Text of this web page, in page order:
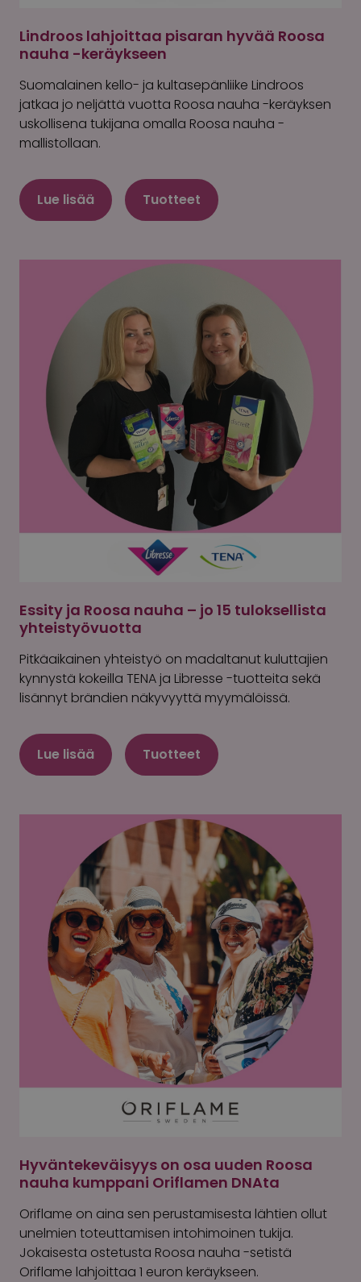
Lindroos lahjoittaa pisaran hyvää Roosa
nauha -keräykseen
Suomalainen kello- ja kultasepänliike Lindroos
jatkaa jo neljättä vuotta Roosa nauha -keräyksen
uskollisena tukijana omalla Roosa nauha -
mallistollaan.
Lue lisää Tuotteet
Essity ja Roosa nauha – jo 15 tuloksellista
yhteistyövuotta
Pitkäaikainen yhteistyö on madaltanut kuluttajien
kynnystä kokeilla TENA ja Libresse -tuotteita sekä
lisännyt brändien näkyvyyttä myymälöissä.
Lue lisää Tuotteet
Hyväntekeväisyys on osa uuden Roosa
nauha kumppani Oriflamen DNAta
Oriflame on aina sen perustamisesta lähtien ollut
unelmien toteuttamisen intohimoinen tukija.
Jokaisesta ostetusta Roosa nauha -setistä
Oriflame lahjoittaa 1 euron keräykseen.